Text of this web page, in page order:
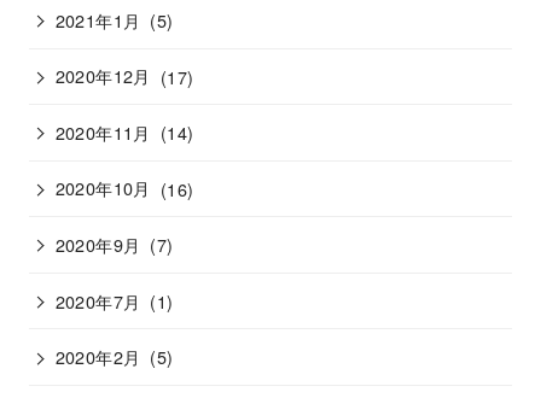
2021年1月 (5)
2020年12月 (17)
2020年11月 (14)
2020年10月 (16)
2020年9月 (7)
2020年7月 (1)
2020年2月 (5)